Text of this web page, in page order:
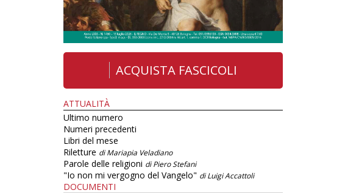
ACQUISTA FASCICOLI
ATTUALITÀ
Ultimo numero
Numeri precedenti
Libri del mese
Riletture di Mariapia Veladiano
Parole delle religioni di Piero Stefani
"Io non mi vergogno del Vangelo" di Luigi Accattoli
DOCUMENTI